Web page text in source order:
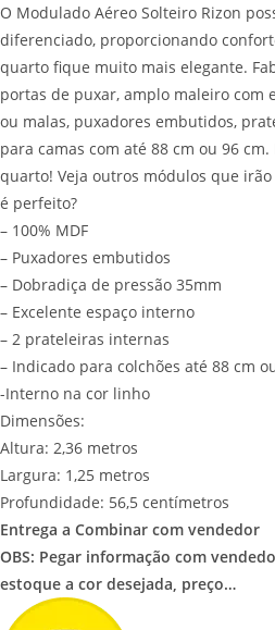
O Modulado Aéreo Solteiro Rizon
diferenciado, proporcionando
quarto fique muito mais elegante.
portas de puxar, amplo maleiro com
ou malas, puxadores embutidos,
para camas com até 88 cm ou 96
quarto! Veja outros módulos que
é perfeito?
– 100% MDF
– Puxadores embutidos
– Dobradiça de pressão 35mm
– Excelente espaço interno
– 2 prateleiras internas
– Indicado para colchões até 88 cm
-Interno na cor linho
Dimensões:
Altura: 2,36 metros
Largura: 1,25 metros
Profundidade: 56,5 centímetros
Entrega a Combinar com vendedor
OBS: Pegar informação com
estoque a cor desejada, preço…